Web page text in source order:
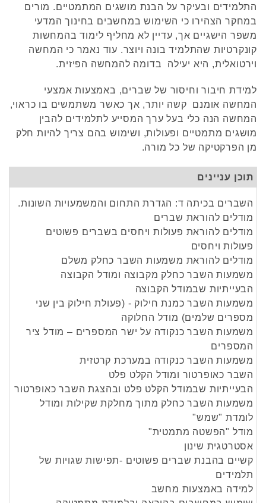
התלמידים ובעיקר על הבנת מושגים המתמטיים. מורים
במחקר הצהירו כי השימוש במחשבים בחינוך המדעי
משפר הישגיים אך, עדיין לא מחליף לימוד בהמחשות
קונקרטיות שהתלמיד בונה ויוצר. עוד נאמר כי המחשה
וירטואלית, היא יעילה בדומה להמחשה הפיזית.
למידת חיבור וחיסור של שברים, באמצעות אמצעי
המחשה אומנם קשה יותר, אך כאשר משתמשים בו כראוי,
המחשה הנה כלי בעל ערך המסייע לתלמידים להבין
מושגים מתמטיים ופעולות, ושימוש בהם צריך להיות חלק
מן הפרקטיקה של כל מורה.
תוכן עניינים
השברים בכיתה ד: הגדרת התחום והמשמעויות השונות.
מודלים להוראת שברים
מודלים להוראת פעולות ויחסים בשברים פשוטים
פעולות ויחסים
מודלים להוראת משמעות השבר כחלק משלם
משמעות השבר כחלק מקבוצה ומודל הקבוצה
הבעייתיות שבמודל הקבוצה
משמעות השבר כמנת חילוק - (פעולת חילוק בין שני
מספרים שלמים) מודל החלוקה
משמעות השבר כנקודה על ישר המספרים – מודל ציר
המספרים
משמעות השבר כנקודה במערכת קרטזית
השבר כאופרטור ומודל הקלט פלט
הבעייתיות שבמודל הקלט פלט ובהצגת השבר כאופרטור
משמעות השבר כחלק מתוך מחלקת שקילות ומודל
לומדת "שמש"
מודל "הפשטה מתמטית"
אסטרטגית שינון
קשיים בהבנת שברים פשוטים -תפישות שגויות של
תלמידים
למידה באמצעות מחשב